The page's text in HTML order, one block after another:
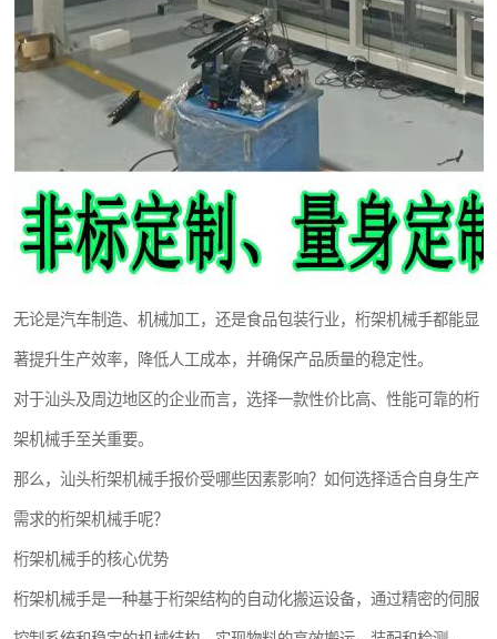
无论是汽车制造、机械加工，还是食品包装行业，桁架机械手都能显
著提升生产效率，降低人工成本，并确保产品质量的稳定性。
对于汕头及周边地区的企业而言，选择一款性价比高、性能可靠的桁
架机械手至关重要。
那么，汕头桁架机械手报价受哪些因素影响？如何选择适合自身生产
需求的桁架机械手呢？
桁架机械手的核心优势
桁架机械手是一种基于桁架结构的自动化搬运设备，通过精密的伺服